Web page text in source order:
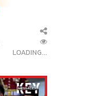
LOADING...